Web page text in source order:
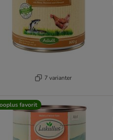
7 varianter
favorit